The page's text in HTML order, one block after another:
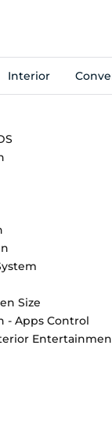
Interior
Size
- Apps Control